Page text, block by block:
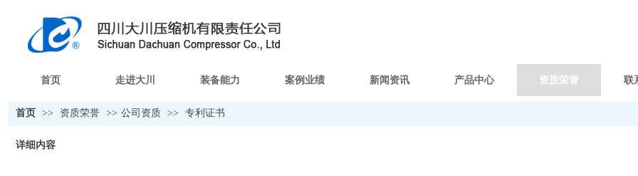
首页 走进大川 装备能力 案例业绩 新闻资讯 产品中心 资质荣誉 联
首页 >> 资质荣誉 >> 公司资质 >> 专利证书
详细内容